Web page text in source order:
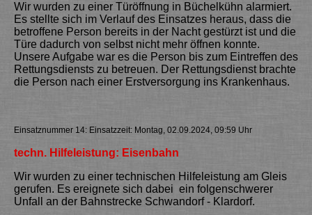
Wir wurden zu einer Türöffnung in Büchelkühn alarmiert.
Es stellte sich im Verlauf des Einsatzes heraus, dass die
betroffene Person bereits in der Nacht gestürzt ist und die
Türe dadurch von selbst nicht mehr öffnen konnte.
Unsere Aufgabe war es die Person bis zum Eintreffen des
Rettungsdiensts zu betreuen. Der Rettungsdienst brachte
die Person nach einer Erstversorgung ins Krankenhaus.
Einsatznummer 14: Einsatzzeit: Montag, 02.09.2024, 09:59 Uhr
techn. Hilfeleistung: Eisenbahn
Wir wurden zu einer technischen Hilfeleistung am Gleis
gerufen. Es ereignete sich dabei ein folgenschwerer
Unfall an der Bahnstrecke Schwandorf - Klardorf.